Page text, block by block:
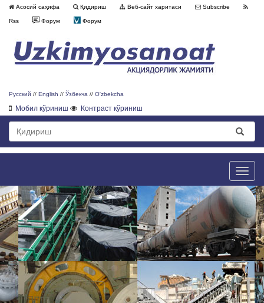
Асосий саҳифа Қидириш Веб-сайт харитаси Subscribe
Rss Форум Форум
Русский // English // Ўзбекча // O'zbekcha
Мобил кўриниш Контраст кўриниш
Toggle